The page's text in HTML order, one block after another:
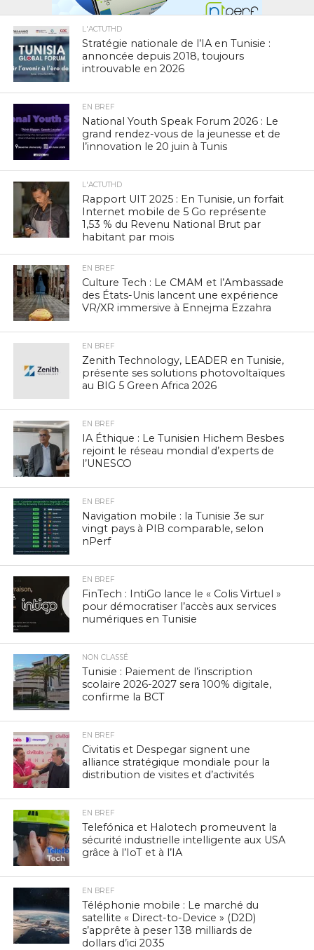
L'ACTUTHD
Stratégie nationale de l’IA en Tunisie :
annoncée depuis 2018, toujours
introuvable en 2026
EN BREF
National Youth Speak Forum 2026 : Le
grand rendez-vous de la jeunesse et de
l’innovation le 20 juin à Tunis
L'ACTUTHD
Rapport UIT 2025 : En Tunisie, un forfait
Internet mobile de 5 Go représente
1,53 % du Revenu National Brut par
habitant par mois
EN BREF
Culture Tech : Le CMAM et l’Ambassade
des États-Unis lancent une expérience
VR/XR immersive à Ennejma Ezzahra
EN BREF
Zenith Technology, LEADER en Tunisie,
présente ses solutions photovoltaïques
au BIG 5 Green Africa 2026
EN BREF
IA Éthique : Le Tunisien Hichem Besbes
rejoint le réseau mondial d’experts de
l’UNESCO
EN BREF
Navigation mobile : la Tunisie 3e sur
vingt pays à PIB comparable, selon
nPerf
EN BREF
FinTech : IntiGo lance le « Colis Virtuel »
pour démocratiser l’accès aux services
numériques en Tunisie
NON CLASSÉ
Tunisie : Paiement de l’inscription
scolaire 2026-2027 sera 100% digitale,
confirme la BCT
EN BREF
Civitatis et Despegar signent une
alliance stratégique mondiale pour la
distribution de visites et d’activités
EN BREF
Telefónica et Halotech promeuvent la
sécurité industrielle intelligente aux USA
grâce à l’IoT et à l’IA
EN BREF
Téléphonie mobile : Le marché du
satellite « Direct-to-Device » (D2D)
s’apprête à peser 138 milliards de
dollars d’ici 2035